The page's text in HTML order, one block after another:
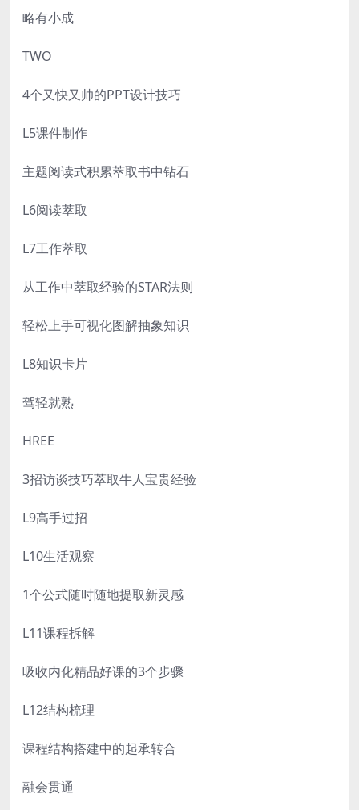
略有小成
TWO
4个又快又帅的PPT设计技巧
L5课件制作
主题阅读式积累萃取书中钻石
L6阅读萃取
L7工作萃取
从工作中萃取经验的STAR法则
轻松上手可视化图解抽象知识
L8知识卡片
驾轻就熟
HREE
3招访谈技巧萃取牛人宝贵经验
L9高手过招
L10生活观察
1个公式随时随地提取新灵感
L11课程拆解
吸收内化精品好课的3个步骤
L12结构梳理
课程结构搭建中的起承转合
融会贯通